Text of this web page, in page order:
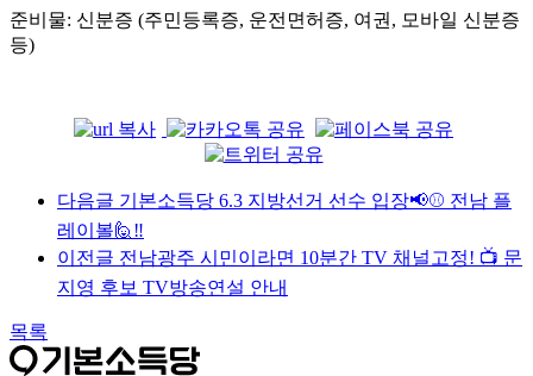
준비물: 신분증 (주민등록증, 운전면허증, 여권, 모바일 신분증
등)
다음글 기본소득당 6.3 지방선거 선수 입장📢⚾ 전남 플
레이볼🙋‼️
이전글 전남광주 시민이라면 10분간 TV 채널고정! 📺 문
지영 후보 TV방송연설 안내
목록